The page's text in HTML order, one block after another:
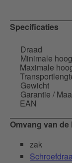
Specificaties
Draad
Minimale
Maximale
Gewicht
Garantie /
EAN
Omvang van de
zak